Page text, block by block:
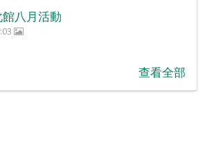
八月活動
查看全部